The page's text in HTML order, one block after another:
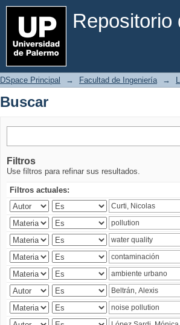
Repositorio
Buscar
DSpace Principal → Facultad de Ingeniería →
Buscar
Filtros
Use filtros para refinar sus resultados.
Filtros actuales: